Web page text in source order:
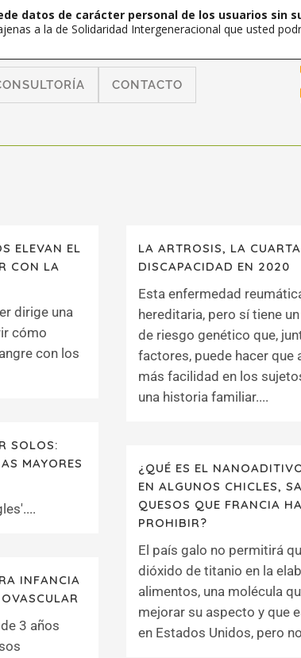
CONTACTO
ELEVAN EL
CON LA
dirige una
cómo
con los
LA ARTROSIS, LA
DISCAPACIDAD EN 2020
Esta enfermedad
hereditaria, pero sí tiene
de riesgo genético que,
factores, puede hacer que
más facilidad en los
una historia familiar....
SOLOS:
MAYORES
¿QUÉ ES EL
EN ALGUNOS CHICLES,
QUESOS QUE FRANCIA
PROHIBIR?
El país galo no permitirá
dióxido de titanio en la
alimentos, una molécula
mejorar su aspecto y que
en Estados Unidos, pero
INFANCIA
3 años
datos de carácter personal de los usuarios sin
a la de Solidaridad Intergeneracional que usted